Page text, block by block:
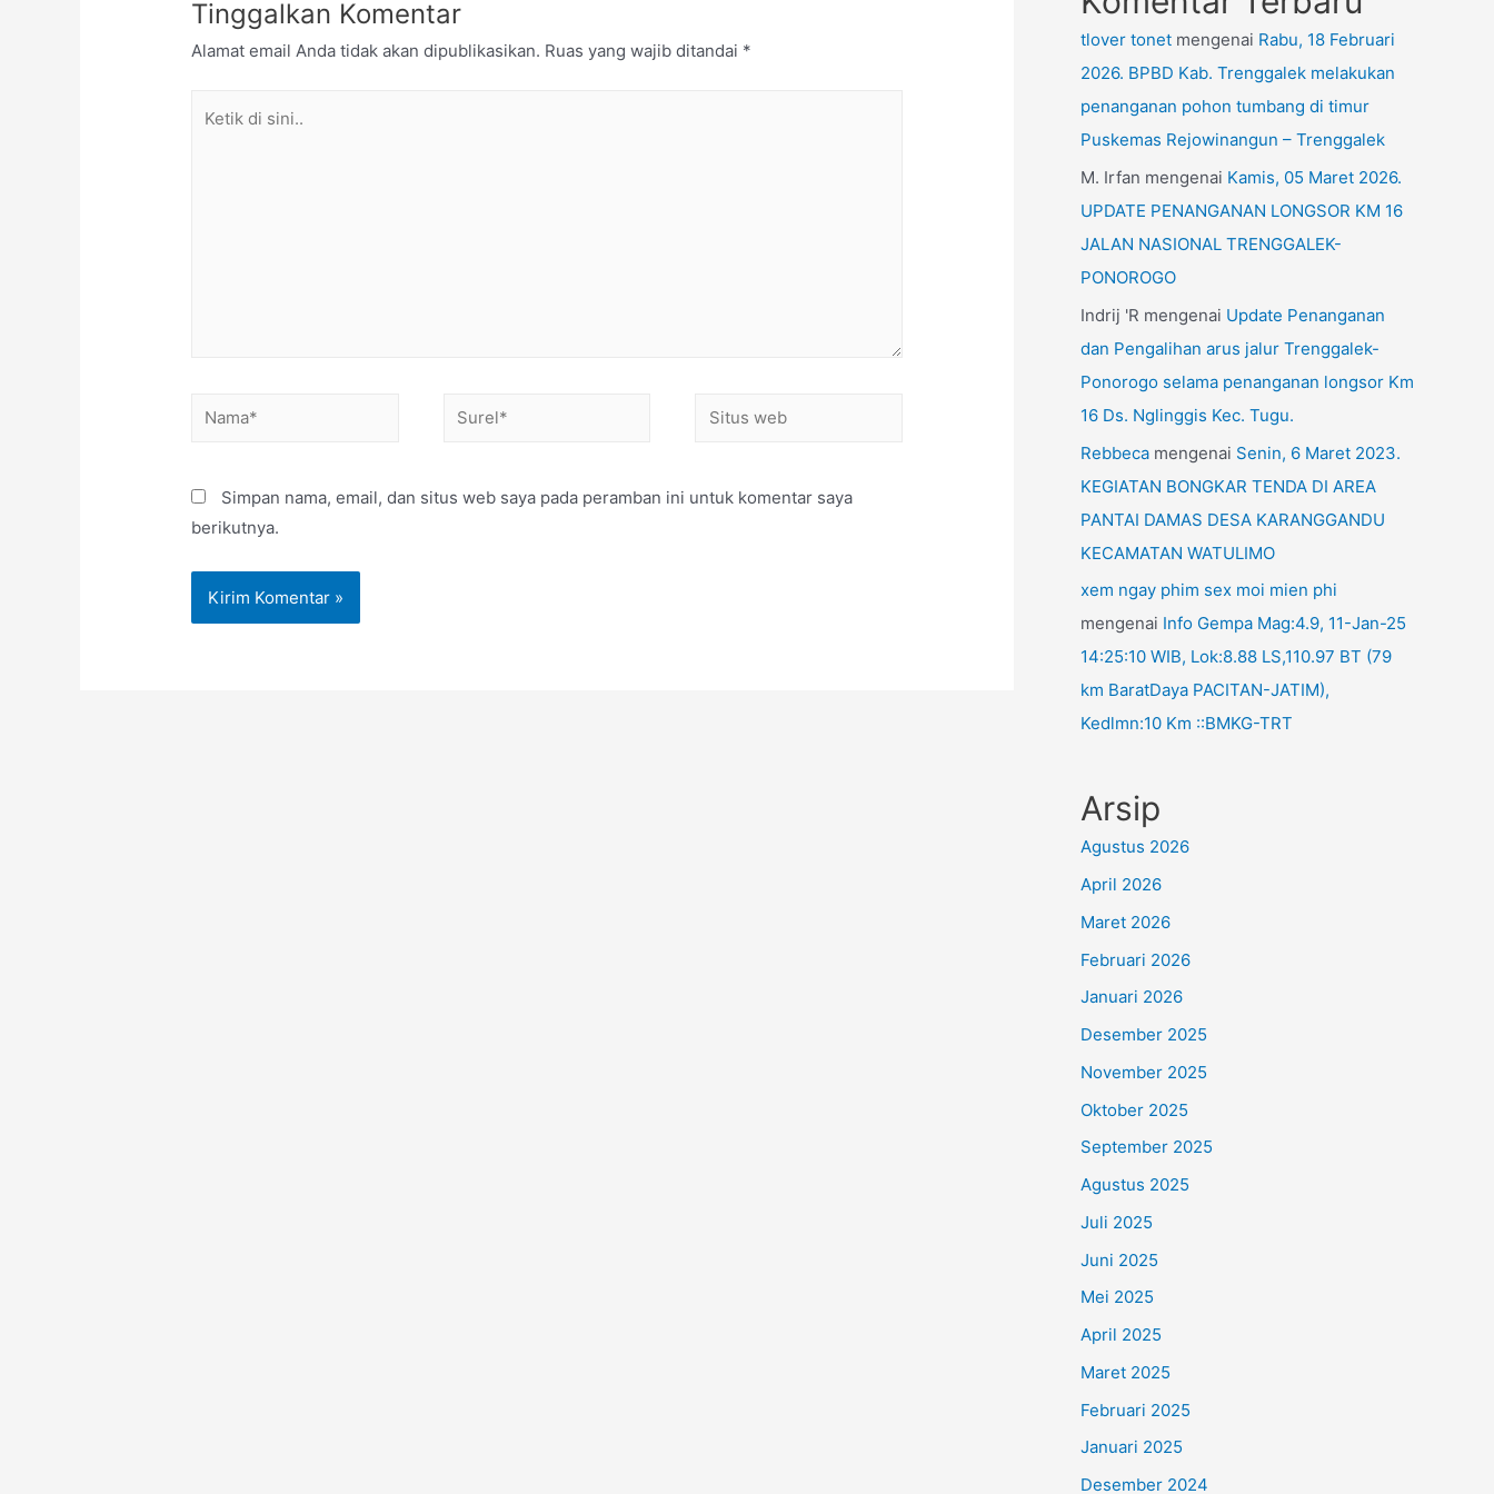
Tinggalkan Komentar
Alamat email Anda tidak akan dipublikasikan. Ruas yang wajib ditandai *
Simpan nama, email, dan situs web saya pada peramban ini untuk komentar saya
berikutnya.
tlover tonet mengenai Rabu, 18 Februari
2026. BPBD Kab. Trenggalek melakukan
penanganan pohon tumbang di timur
Puskemas Rejowinangun – Trenggalek
M. Irfan mengenai Kamis, 05 Maret 2026.
UPDATE PENANGANAN LONGSOR KM 16
JALAN NASIONAL TRENGGALEK-
PONOROGO
Indrij 'R mengenai Update Penanganan
dan Pengalihan arus jalur Trenggalek-
Ponorogo selama penanganan longsor Km
16 Ds. Nglinggis Kec. Tugu.
Rebbeca mengenai Senin, 6 Maret 2023.
KEGIATAN BONGKAR TENDA DI AREA
PANTAI DAMAS DESA KARANGGANDU
KECAMATAN WATULIMO
xem ngay phim sex moi mien phi
mengenai Info Gempa Mag:4.9, 11-Jan-25
14:25:10 WIB, Lok:8.88 LS,110.97 BT (79
km BaratDaya PACITAN-JATIM),
Kedlmn:10 Km ::BMKG-TRT
Arsip
Agustus 2026
April 2026
Maret 2026
Februari 2026
Januari 2026
Desember 2025
November 2025
Oktober 2025
September 2025
Agustus 2025
Juli 2025
Juni 2025
Mei 2025
April 2025
Maret 2025
Februari 2025
Januari 2025
Desember 2024